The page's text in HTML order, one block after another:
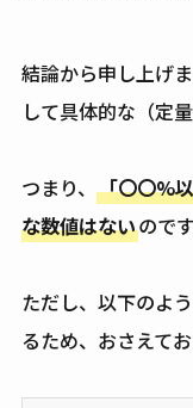
結論から申し上げ
して具体的な（定
つまり、 「〇〇%
な数値はないのです
ただし、以下のよ
るため、おさえてお